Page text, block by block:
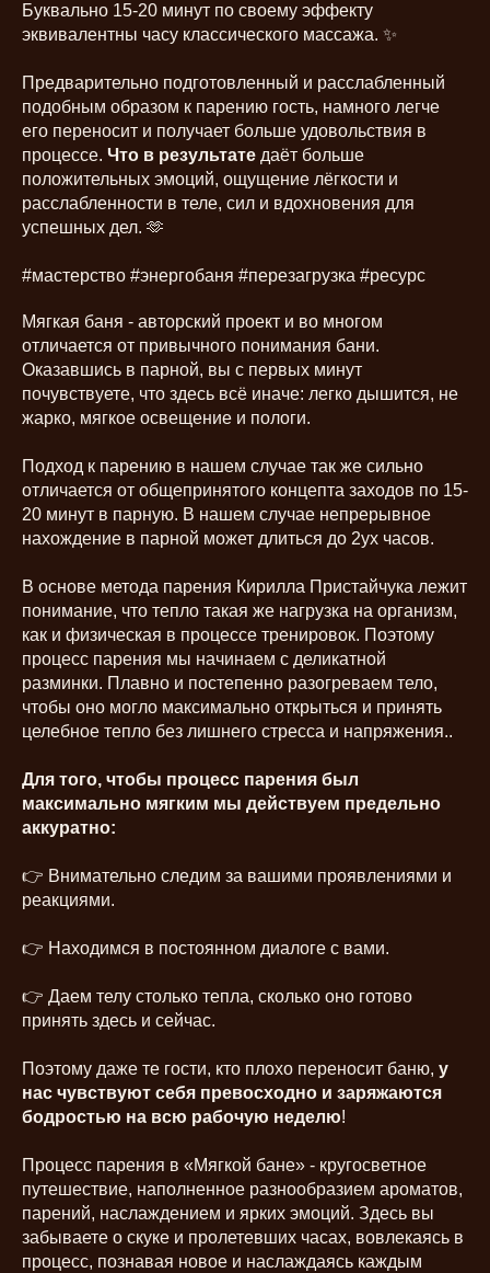
Буквально 15-20 минут по своему эффекту
эквивалентны часу классического массажа. ✨
Предварительно подготовленный и расслабленный
подобным образом к парению гость, намного легче
его переносит и получает больше удовольствия в
процессе. Что в результате даёт больше
положительных эмоций, ощущение лёгкости и
расслабленности в теле, сил и вдохновения для
успешных дел. 🫶
#мастерство #энергобаня #перезагрузка #ресурс
Мягкая баня - авторский проект и во многом
отличается от привычного понимания бани.
Оказавшись в парной, вы с первых минут
почувствуете, что здесь всё иначе: легко дышится, не
жарко, мягкое освещение и пологи.
Подход к парению в нашем случае так же сильно
отличается от общепринятого концепта заходов по 15-
20 минут в парную. В нашем случае непрерывное
нахождение в парной может длиться до 2ух часов.
В основе метода парения Кирилла Пристайчука лежит
понимание, что тепло такая же нагрузка на организм,
как и физическая в процессе тренировок. Поэтому
процесс парения мы начинаем с деликатной
разминки. Плавно и постепенно разогреваем тело,
чтобы оно могло максимально открыться и принять
целебное тепло без лишнего стресса и напряжения..
Для того, чтобы процесс парения был
максимально мягким мы действуем предельно
аккуратно:
👉 Внимательно следим за вашими проявлениями и
реакциями.
👉 Находимся в постоянном диалоге с вами.
👉 Даем телу столько тепла, сколько оно готово
принять здесь и сейчас.
Поэтому даже те гости, кто плохо переносит баню, у
нас чувствуют себя превосходно и заряжаются
бодростью на всю рабочую неделю!
Процесс парения в «Мягкой бане» - кругосветное
путешествие, наполненное разнообразием ароматов,
парений, наслаждением и ярких эмоций. Здесь вы
забываете о скуке и пролетевших часах, вовлекаясь в
процесс, познавая новое и наслаждаясь каждым